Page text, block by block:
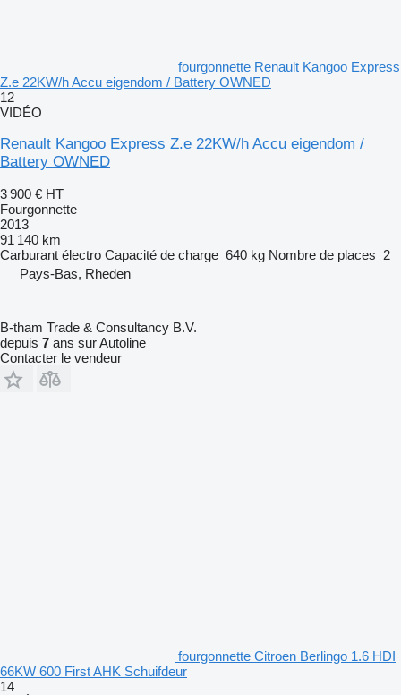
fourgonnette Renault Kangoo Express
Z.e 22KW/h Accu eigendom / Battery OWNED
12
VIDÉO
Renault Kangoo Express Z.e 22KW/h Accu eigendom /
Battery OWNED
3 900 € HT
Fourgonnette
2013
91 140 km
Carburant électro Capacité de charge 640 kg Nombre de places 2
Pays-Bas, Rheden
B-tham Trade & Consultancy B.V.
depuis 7 ans sur Autoline
Contacter le vendeur
fourgonnette Citroen Berlingo 1.6 HDI
66KW 600 First AHK Schuifdeur
14